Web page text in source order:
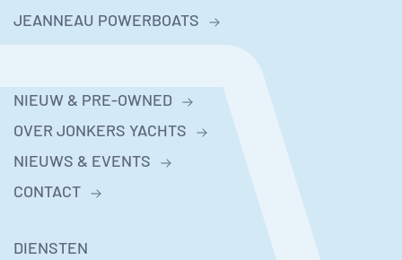
JEANNEAU POWERBOATS
NIEUW & PRE-OWNED
OVER JONKERS YACHTS
NIEUWS & EVENTS
CONTACT
DIENSTEN